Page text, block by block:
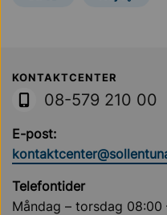
Sollentuna
KONTAKTCENTER
08-579 210 00
E-post:
Telefontider
Måndag – torsdag 08:00